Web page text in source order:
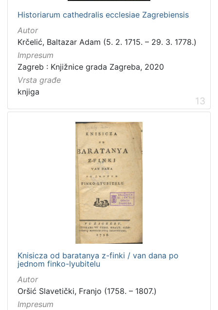
Historiarum cathedralis ecclesiae Zagrebiensis
Autor
Krčelić, Baltazar Adam (5. 2. 1715. – 29. 3. 1778.)
Impresum
Zagreb : Knjižnice grada Zagreba, 2020
Vrsta građe
knjiga
13
Knisicza od baratanya z-finki / van dana po
jednom finko-lyubitelu
Autor
Oršić Slavetički, Franjo (1758. – 1807.)
Impresum